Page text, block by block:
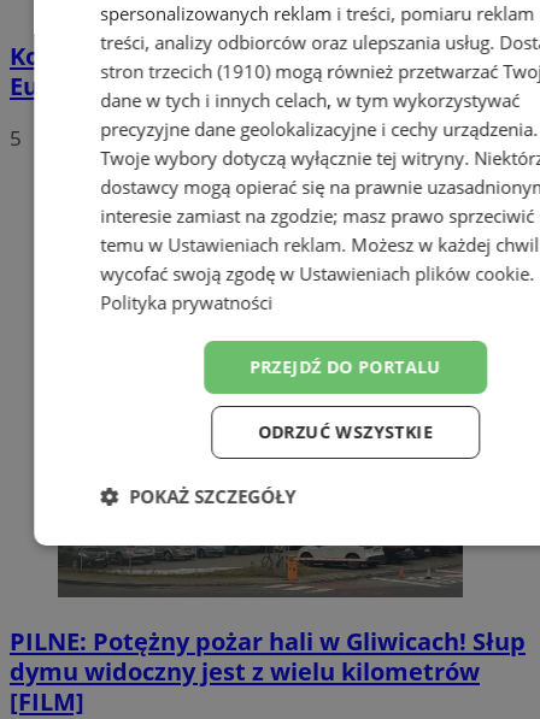
Kosmopark – nieziemska przygoda w
Europie Centralnej
5
PILNE: Potężny pożar hali w Gliwicach! Słup
dymu widoczny jest z wielu kilometrów
[FILM]
spersonalizowanych reklam i treści, pomiaru reklam
treści, analizy odbiorców oraz ulepszania usług.
stron trzecich (1910)mogą również przetwarzać
dane w tych i innych celach, w tym wykorzystywać
precyzyjne dane geolokalizacyjne i cechy urządzenia.
Twoje wybory dotyczą wyłącznie tej witryny.
dostawcy mogą opierać się na prawnie
interesie zamiast na zgodzie; masz prawo sprzeciwić
temu w Ustawieniach reklam. Możesz w każdej
wycofać swoją zgodę w Ustawieniach plików cookie.
Polityka prywatności
PRZEJDŹ DO PORTALU
ODRZUĆ WSZYSTKIE
POKAŻ SZCZEGÓŁY
Niezbędne Wydajność
Funkcjonalność